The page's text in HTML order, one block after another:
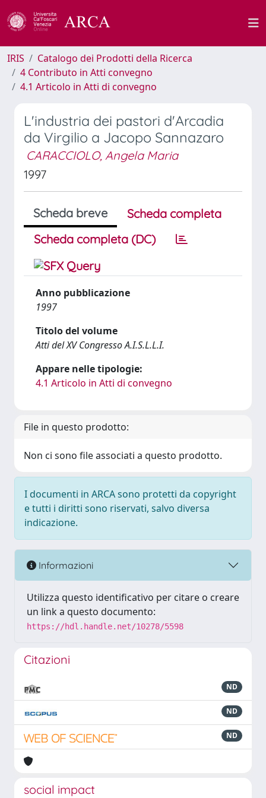
IRIS
Catalogo dei Prodotti della Ricerca
4 Contributo in Atti convegno
4.1 Articolo in Atti di convegno
L'industria dei pastori d'Arcadia
da Virgilio a Jacopo Sannazaro
CARACCIOLO, Angela Maria
1997
Scheda breve
Scheda completa
Scheda completa (DC)
Anno pubblicazione
1997
Titolo del volume
Atti del XV Congresso A.I.S.L.L.I.
Appare nelle tipologie:
4.1 Articolo in Atti di convegno
File in questo prodotto:
Non ci sono file associati a questo prodotto.
I documenti in ARCA sono protetti da copyright
e tutti i diritti sono riservati, salvo diversa
indicazione.
Informazioni
Utilizza questo identificativo per citare o creare
un link a questo documento:
https://hdl.handle.net/10278/5598
Citazioni
ND
ND
ND
social impact